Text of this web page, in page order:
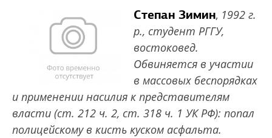
Степан Зимин, 1992 г.
р., студент РГГУ,
востоковед.
Обвиняется в участии
в массовых беспорядках
и применении насилия к представителям
власти (ст. 212 ч. 2, ст. 318 ч. 1 УК РФ): попал
полицейскому в кисть куском асфальта.